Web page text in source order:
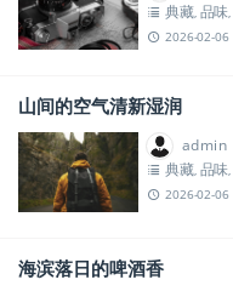
典藏, 品味,
2026-02-06
山间的空气清新湿润
admin
典藏, 品味,
2026-02-06
海滨落日的啤酒香